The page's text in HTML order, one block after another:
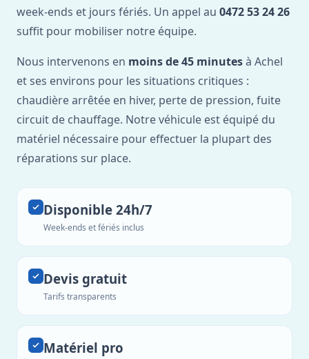
week-ends et jours fériés. Un appel au 0472 53 24 26
suffit pour mobiliser notre équipe.
Nous intervenons en moins de 45 minutesà Achel
et ses environs pour les situations critiques :
chaudière arrêtée en hiver, perte de pression, fuite
circuit de chauffage. Notre véhicule est équipé du
matériel nécessaire pour effectuer la plupart des
réparations sur place.
Disponible 24h/7
Week-ends et fériés inclus
Devis gratuit
Tarifs transparents
Matériel pro